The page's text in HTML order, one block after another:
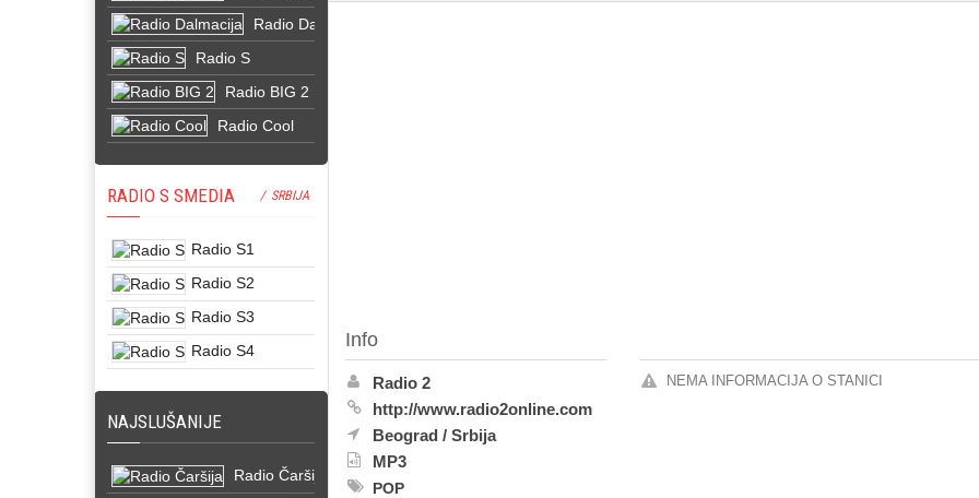
Radio Dalmacija
Radio S
Radio BIG 2
Radio Cool
RADIO S SMEDIA / SRBIJA
Radio S1
Radio S2
Radio S3
Radio S4
NAJSLUŠANIJE
Radio Čaršija
Info
Radio 2
http://www.radio2online.com
Beograd /Srbija
MP3
POP
NEMA INFORMACIJA O STANICI